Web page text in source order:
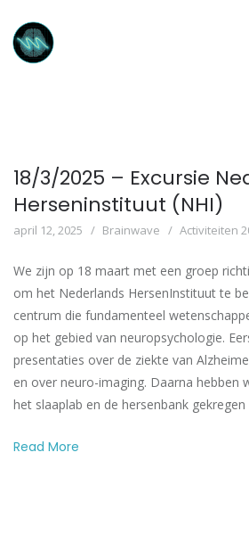
18/3/2025 – Excursie
Herseninstituut (NHI)
april 12, 2025 Brainwave Activiteiten
We zijn op 18 maart met een groep
om het Nederlands HersenInstituut te
centrum die fundamenteel
op het gebied van neuropsychologie.
presentaties over de ziekte van
en over neuro-imaging. Daarna hebben
het slaaplab en de hersenbank
Read More